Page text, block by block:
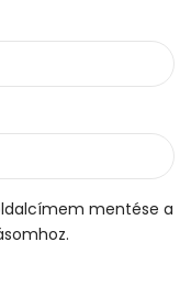
mentése a